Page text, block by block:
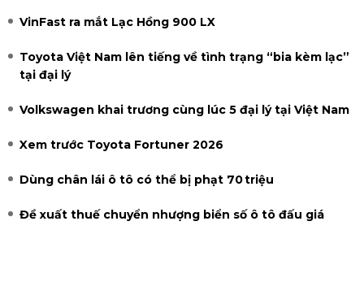
VinFast ra mắt Lạc Hồng 900 LX
Toyota Việt Nam lên tiếng về tình trạng “bia kèm lạc”
tại đại lý
Volkswagen khai trương cùng lúc 5 đại lý tại Việt Nam
Xem trước Toyota Fortuner 2026
Dùng chân lái ô tô có thể bị phạt 70 triệu
Đề xuất thuế chuyển nhượng biển số ô tô đấu giá